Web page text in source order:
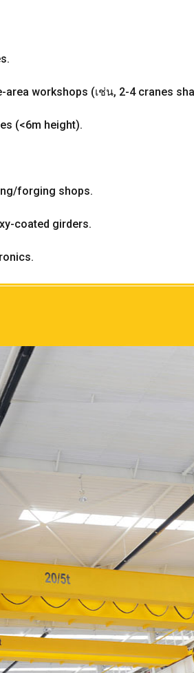
.
area workshops (เช่น, 2-4 cranes
(<6m height).
forging shops.
coated girders.
.